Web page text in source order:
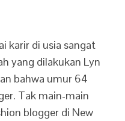
karir di usia sangat
yang dilakukan Lyn
bahwa umur 64
Tak main-main
blogger di New